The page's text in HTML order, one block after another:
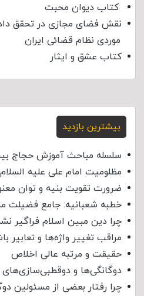
کتاب دیوان محبت
نقش فضای مجازی در تحقق
موردی نظام قضائی ایران
کتاب عشق و ایثار
بیشترین بازدید
سلسله مباحث آموزش حجاج بیت
مظلومیت امام علی علیه السلام
ضرورت تقویت بنیه و توان
خطبه شعبانیه: جامع فضیلت
چرا دین مبین اسلام فراگیر
مراقب تغییر واژه‌ها و تعابیر
حقیقت و مرتبه عالی اخلاص
دوگانگی‌ها و
چرا رفتار بعضی از مسئولین